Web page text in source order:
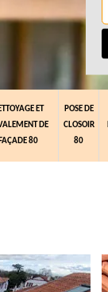
ET
DE
FAÇADE 80
POSE DE
CLOSOIR
80